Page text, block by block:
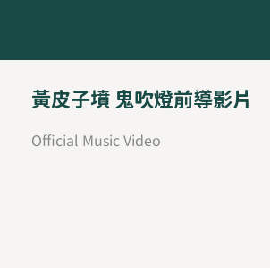
黃皮子墳 鬼吹燈前導影片
Official Music Video